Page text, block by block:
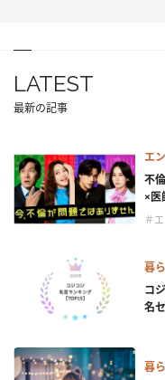
LATEST
最新の記事
エ
不
×医
＃
暮
コ
名
暮